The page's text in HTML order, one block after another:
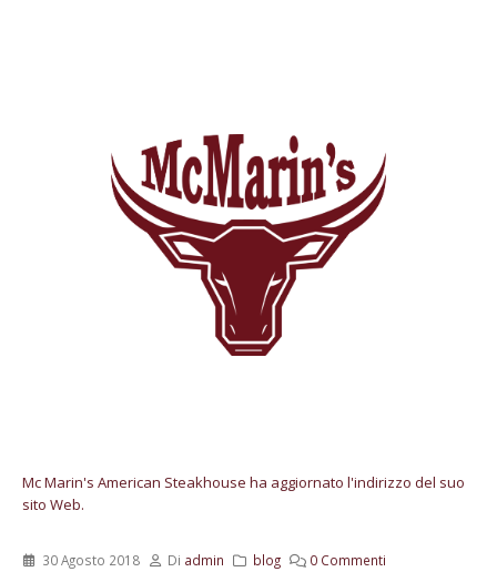
Mc Marin's American Steakhouse ha aggiornato l'indirizzo del suo
sito Web.
30 Agosto 2018 Di admin blog 0 Commenti